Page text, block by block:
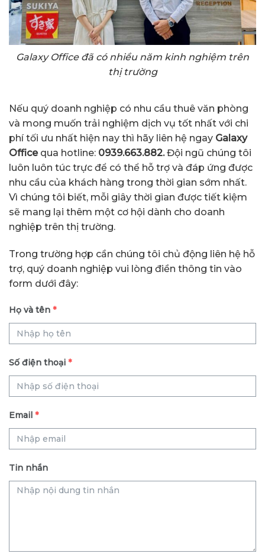
Galaxy Office đã có nhiều năm kinh nghiệm trên
thị trường
Nếu quý doanh nghiệp có nhu cầu thuê văn phòng
và mong muốn trải nghiệm dịch vụ tốt nhất với chi
phí tối ưu nhất hiện nay thì hãy liên hệ ngay Galaxy
Officequa hotline: 0939.663.882.Đội ngũ chúng tôi
luôn luôn túc trực để có thể hỗ trợ và đáp ứng được
nhu cầu của khách hàng trong thời gian sớm nhất.
Vì chúng tôi biết, mỗi giây thời gian được tiết kiệm
sẽ mang lại thêm một cơ hội dành cho doanh
nghiệp trên thị trường.
Trong trường hợp cần chúng tôi chủ động liên hệ hỗ
trợ, quý doanh nghiệp vui lòng điền thông tin vào
form dưới đây:
Họ và tên *
Số điện thoại *
Email *
Tin nhắn